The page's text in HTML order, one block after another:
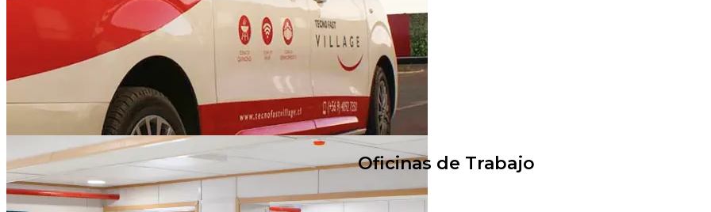
Oficinas de Trabajo